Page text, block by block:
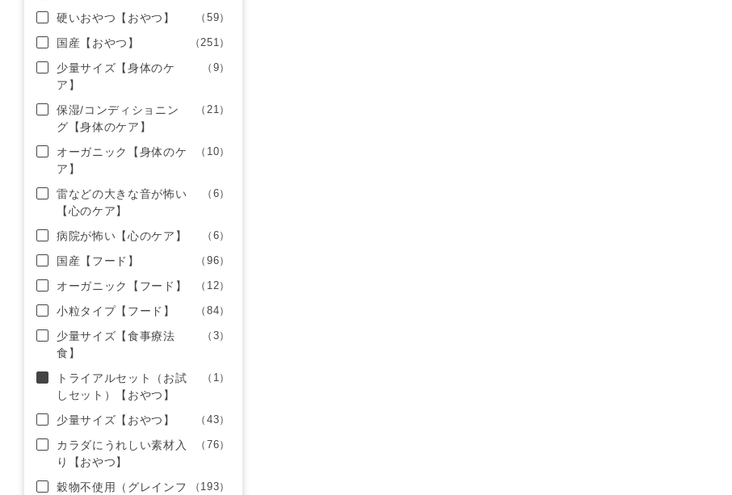
硬いおやつ【おやつ】 （59）
国産【おやつ】 （251）
少量サイズ【身体のケ
ア】
（9）
保湿/コンディショニン
グ【身体のケア】
（21）
オーガニック【身体のケ
ア】
（10）
雷などの大きな音が怖い
【心のケア】
（6）
病院が怖い【心のケア】 （6）
国産【フード】 （96）
オーガニック【フード】 （12）
小粒タイプ【フード】 （84）
少量サイズ【食事療法
食】
（3）
トライアルセット（お試
しセット）【おやつ】
（1）
少量サイズ【おやつ】 （43）
カラダにうれしい素材入
り【おやつ】
（76）
穀物不使用（グレインフ
（193）